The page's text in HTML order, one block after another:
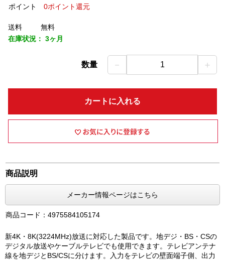
ポイント
0ポイント還元
送料
無料
在庫状況： 3ヶ月
数量 － 1 ＋
カートに入れる
商品説明
メーカー情報ページはこちら
商品コード：4975584105174
新4K・8K(3224MHz)放送に対応した製品です。地デジ・BS・CSの
デジタル放送やケーブルテレビでも使用できます。テレビアンテナ
線を地デジとBS/CSに分けます。入力をテレビの壁面端子側、出力